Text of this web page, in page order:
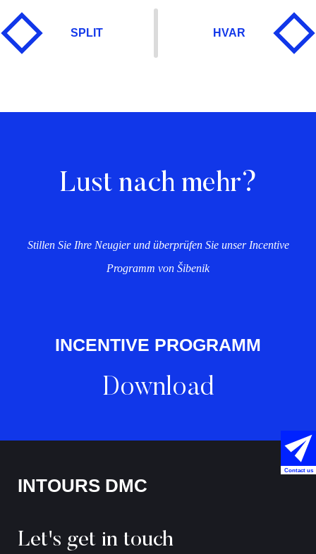
SPLIT HVAR
Lust nach mehr?
Stillen Sie Ihre Neugier und überprüfen Sie unser Incentive
Programm von Šibenik
INCENTIVE PROGRAMM
Download
INTOURS DMC
Let's get in touch
Contact us